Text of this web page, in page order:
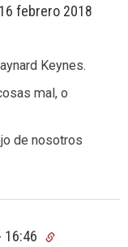
16 febrero 2018
Keynes.
mal, o
de nosotros
16:46